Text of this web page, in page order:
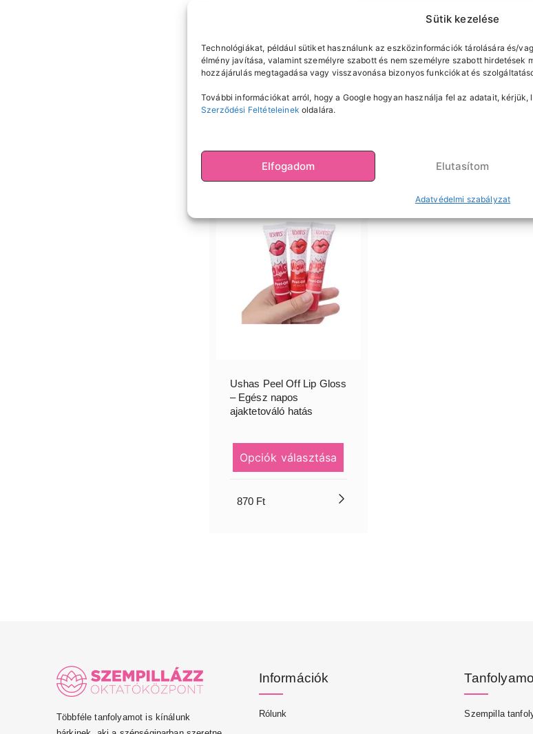
Sütik kezelése
Technológiákat, például sütiket használunk az eszközinformációk tárolására és/
élmény javítása, valamint személyre szabott és nem személyre szabott hirdetések
hozzájárulás megtagadása vagy visszavonása bizonyos funkciókat és
További információkat arról, hogy a Google hogyan használja fel az adatait, kérjük,
Szerződési Feltételeinek oldalára.
Elfogadom Elutasítom
Adatvédelmi szabályzat
választása
790Ft
Ushas Peel Off Lip Gloss
– Egész napos
ajaktetováló hatás
Opciók választása
870 Ft
Többféle tanfolyamot is kínálunk
Információk
Rólunk Szempilla